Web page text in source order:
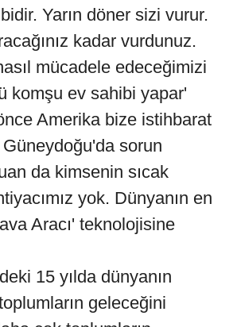
Yarın döner sizi vurur.
kadar vurdunuz.
mücadele edeceğimizi
komşu ev sahibi yapar'
Amerika bize istihbarat
sorun
da kimsenin sıcak
yok. Dünyanın en
Aracı' teknolojisine
15 yılda dünyanın
geleceğini